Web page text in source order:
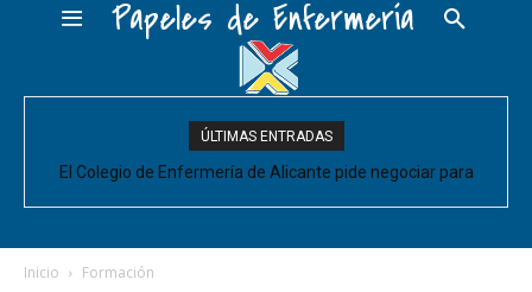
Papeles de Enfermería
ÚLTIMAS ENTRADAS
El Colegio de Enfermería de Alicante pide negociar para
y CESM-CV
Inicio Formación